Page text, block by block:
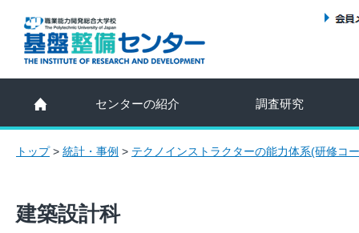
センターの紹介 調査研究
トップ> 統計・事例 > テクノインストラクターの能力体系(研修コ
建築設計科